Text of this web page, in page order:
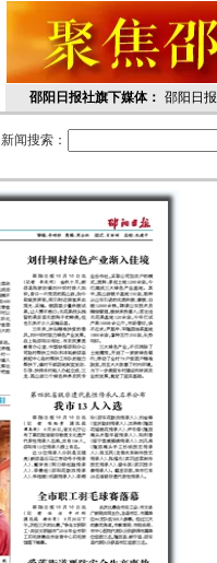
邵阳日报社旗下媒体： 邵阳日报
新闻搜索：